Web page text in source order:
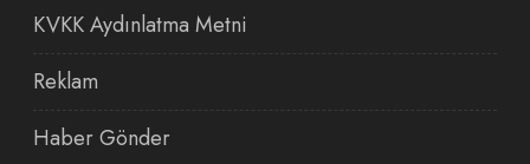
KVKK Aydınlatma Metni
Reklam
Haber Gönder